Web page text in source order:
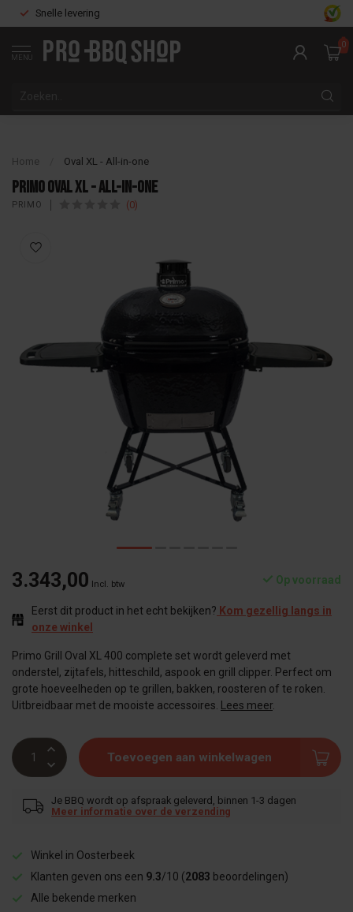
Snelle levering
MENU
0
Home Oval XL - All-in-one
Primo Oval XL - All-in-one
PRIMO (0)
3.343,00 Incl. btw Op voorraad
Eerst dit product in het echt bekijken? Kom gezellig langs in
onze winkel
Primo Grill Oval XL 400 complete set wordt geleverd met
onderstel, zijtafels, hitteschild, aspook en grill clipper. Perfect om
grote hoeveelheden op te grillen, bakken, roosteren of te roken.
Uitbreidbaar met de mooiste accessoires.
Lees meer
Toevoegen aan winkelwagen
Je BBQ wordt op afspraak geleverd, binnen 1-3 dagen
Meer informatie over de verzending
Winkel in Oosterbeek
Klanten geven ons een 9.3/10 (2083 beoordelingen)
Alle bekende merken